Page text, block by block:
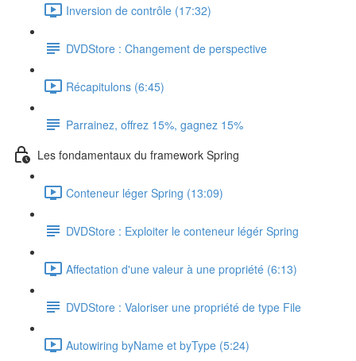
Inversion de contrôle (17:32)
DVDStore : Changement de perspective
Récapitulons (6:45)
Parrainez, offrez 15%, gagnez 15%
Les fondamentaux du framework Spring
Conteneur léger Spring (13:09)
DVDStore : Exploiter le conteneur légér Spring
Affectation d'une valeur à une propriété (6:13)
DVDStore : Valoriser une propriété de type File
Autowiring byName et byType (5:24)